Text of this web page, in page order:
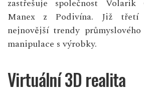
zastřešuje společnost
Manex z Podivína. Již třetí
nejnovější trendy
manipulace s výrobky.
Virtuální 3D realita